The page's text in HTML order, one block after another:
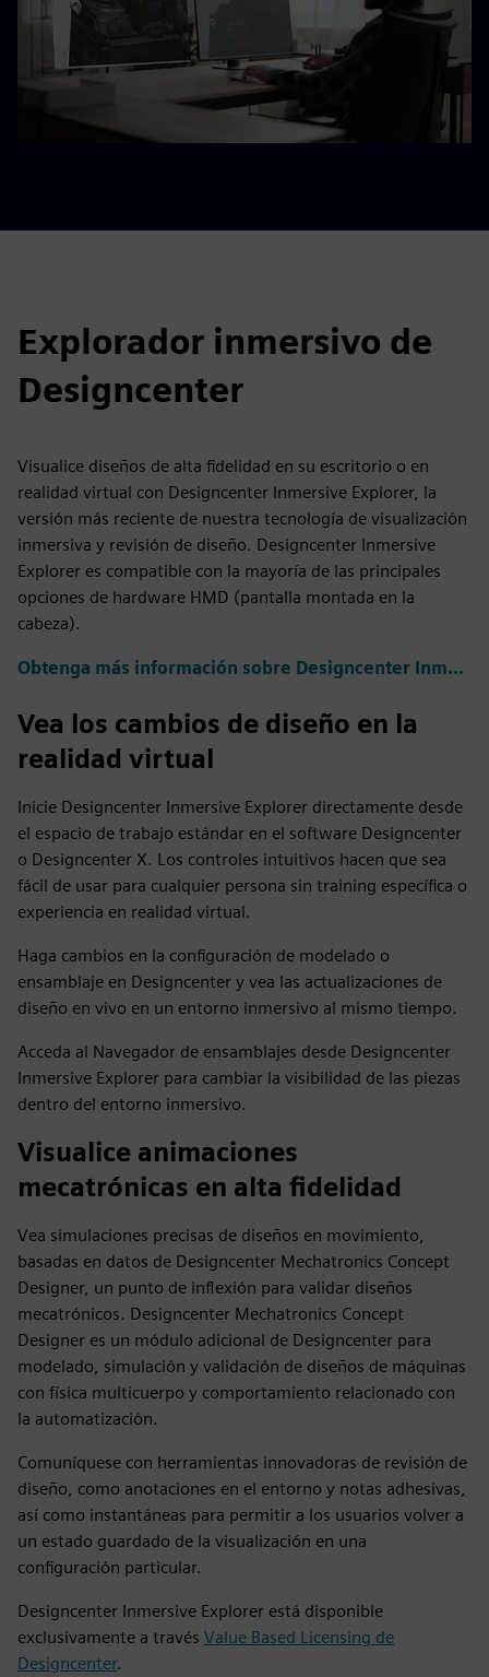
Explorador inmersivo de
Designcenter
Visualice diseños de alta fidelidad en su escritorio o en
realidad virtual con Designcenter Inmersive Explorer, la
versión más reciente de nuestra tecnología de visualización
inmersiva y revisión de diseño. Designcenter Inmersive
Explorer es compatible con la mayoría de las principales
opciones de hardware HMD (pantalla montada en la
cabeza).
Obtenga más información sobre Designcenter Inmersive Explorer
Vea los cambios de diseño en la
realidad virtual
Inicie Designcenter Inmersive Explorer directamente desde
el espacio de trabajo estándar en el software Designcenter
o Designcenter X. Los controles intuitivos hacen que sea
fácil de usar para cualquier persona sin training específica o
experiencia en realidad virtual.
Haga cambios en la configuración de modelado o
ensamblaje en Designcenter y vea las actualizaciones de
diseño en vivo en un entorno inmersivo al mismo tiempo.
Acceda al Navegador de ensamblajes desde Designcenter
Inmersive Explorer para cambiar la visibilidad de las piezas
dentro del entorno inmersivo.
Visualice animaciones
mecatrónicas en alta fidelidad
Vea simulaciones precisas de diseños en movimiento,
basadas en datos de Designcenter Mechatronics Concept
Designer, un punto de inflexión para validar diseños
mecatrónicos. Designcenter Mechatronics Concept
Designer es un módulo adicional de Designcenter para
modelado, simulación y validación de diseños de máquinas
con física multicuerpo y comportamiento relacionado con
la automatización.
Comuníquese con herramientas innovadoras de revisión de
diseño, como anotaciones en el entorno y notas adhesivas,
así como instantáneas para permitir a los usuarios volver a
un estado guardado de la visualización en una
configuración particular.
Designcenter Inmersive Explorer está disponible
exclusivamente a través Value Based Licensing de
Designcenter.